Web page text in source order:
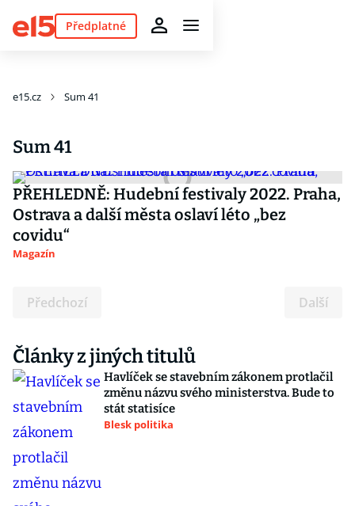
Předplatné
e15.cz Sum 41
Sum 41
PŘEHLEDNĚ: Hudební festivaly 2022. Praha,
Ostrava a další města oslaví léto „bez
covidu“
Magazín
Předchozí Další
Články z jiných titulů
Havlíček se stavebním zákonem protlačil
změnu názvu svého ministerstva. Bude to
stát statisíce
Blesk politika